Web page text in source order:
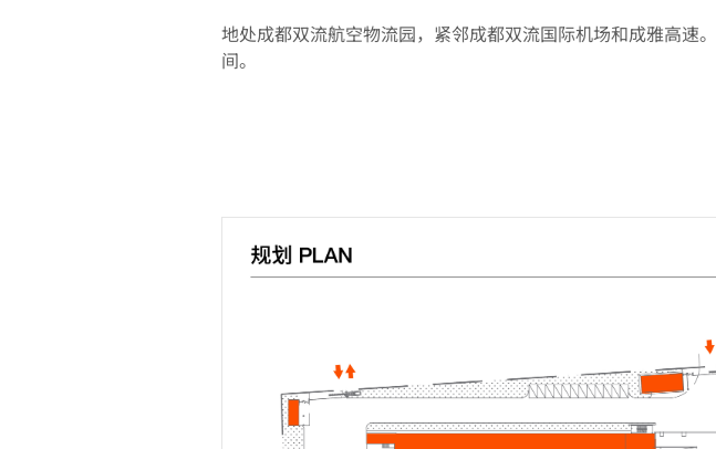
地处成都双流航空物流园，紧邻成都双流国际机场和成雅高速
间。